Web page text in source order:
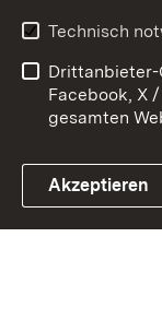
Link zum
Barrierefreiheit
Impressum
Technisch
Drittanbieter-
Facebook, X
gesamten
Akzeptieren